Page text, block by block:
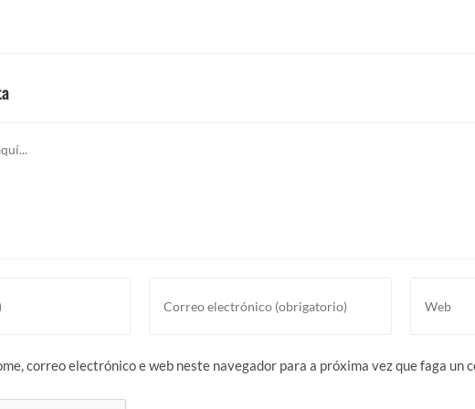
correo electrónico e web neste navegador para a próxima vez que faga un